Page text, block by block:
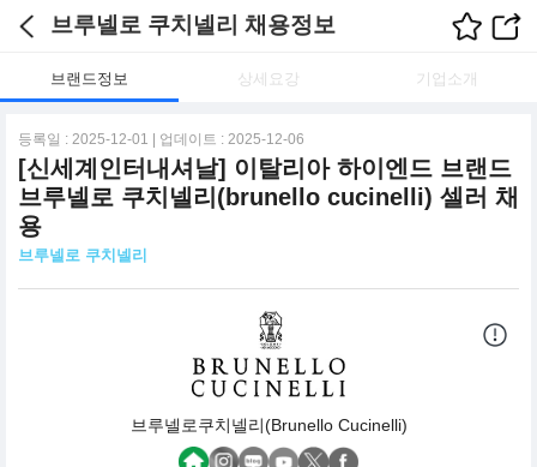
브루넬로 쿠치넬리 채용정보
브랜드정보 상세요강 기업소개
등록일 : 2025-12-01 | 업데이트 : 2025-12-06
[신세계인터내셔날] 이탈리아 하이엔드 브랜드
브루넬로 쿠치넬리(brunello cucinelli) 셀러 채
용
브루넬로 쿠치넬리
브루넬로쿠치넬리(Brunello Cucinelli)